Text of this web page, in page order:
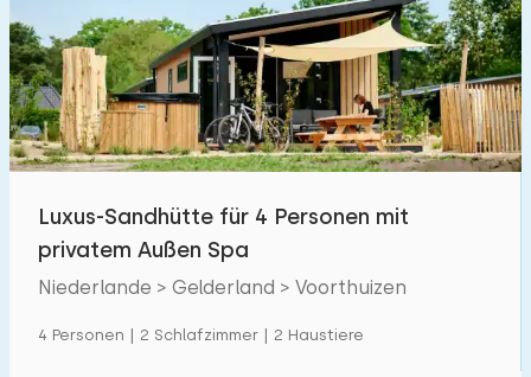
Luxus-Sandhütte für 4 Personen mit
privatem Außen Spa
Niederlande > Gelderland > Voorthuizen
4 Personen | 2 Schlafzimmer | 2 Haustiere